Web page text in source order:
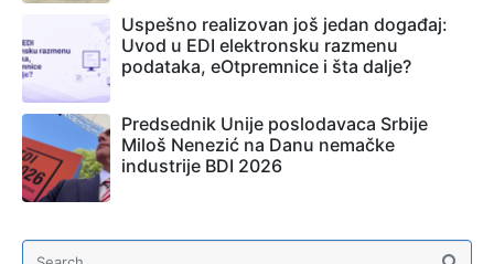
Uspešno realizovan još jedan događaj:
Uvod u EDI elektronsku razmenu
podataka, eOtpremnice i šta dalje?
Predsednik Unije poslodavaca Srbije
Miloš Nenezić na Danu nemačke
industrije BDI 2026